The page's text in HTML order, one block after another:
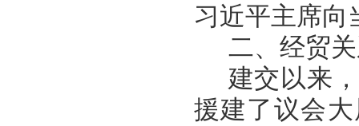
习近平主席向
二、经贸
建交以来
援建了议会